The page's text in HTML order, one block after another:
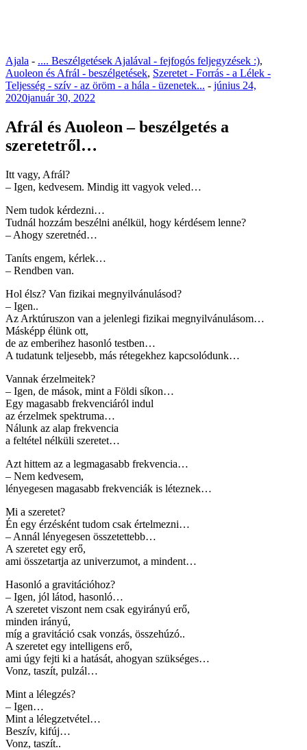
Ajala - .... Beszélgetések Ajalával - fejfogós feljegyzések :),
Auoleon és Afrál - beszélgetések, Szeretet - Forrás - a Lélek -
Teljesség - szív - az öröm - a hála - üzenetek... - június 24,
2020január 30, 2022
Afrál és Auoleon – beszélgetés a
szeretetről…
Itt vagy, Afrál?
– Igen, kedvesem. Mindig itt vagyok veled…
Nem tudok kérdezni…
Tudnál hozzám beszélni anélkül, hogy kérdésem lenne?
– Ahogy szeretnéd…
Taníts engem, kérlek…
– Rendben van.
Hol élsz? Van fizikai megnyilvánulásod?
– Igen..
Az Arktúruszon van a jelenlegi fizikai megnyilvánulásom…
Másképp élünk ott,
de az emberihez hasonló testben…
A tudatunk teljesebb, más rétegekhez kapcsolódunk…
Vannak érzelmeitek?
– Igen, de mások, mint a Földi síkon…
Egy magasabb frekvenciáról indul
az érzelmek spektruma…
Nálunk az alap frekvencia
a feltétel nélküli szeretet…
Azt hittem az a legmagasabb frekvencia…
– Nem kedvesem,
lényegesen magasabb frekvenciák is léteznek…
Mi a szeretet?
Én egy érzésként tudom csak értelmezni…
– Annál lényegesen összetettebb…
A szeretet egy erő,
ami összetartja az univerzumot, a mindent…
Hasonló a gravitációhoz?
– Igen, jól látod, hasonló…
A szeretet viszont nem csak egyirányú erő,
minden irányú,
míg a gravitáció csak vonzás, összehúzó..
A szeretet egy intelligens erő,
ami úgy fejti ki a hatását, ahogyan szükséges…
Vonz, taszít, pulzál…
Mint a lélegzés?
– Igen…
Mint a lélegzetvétel…
Beszív, kifúj…
Vonz, taszít..